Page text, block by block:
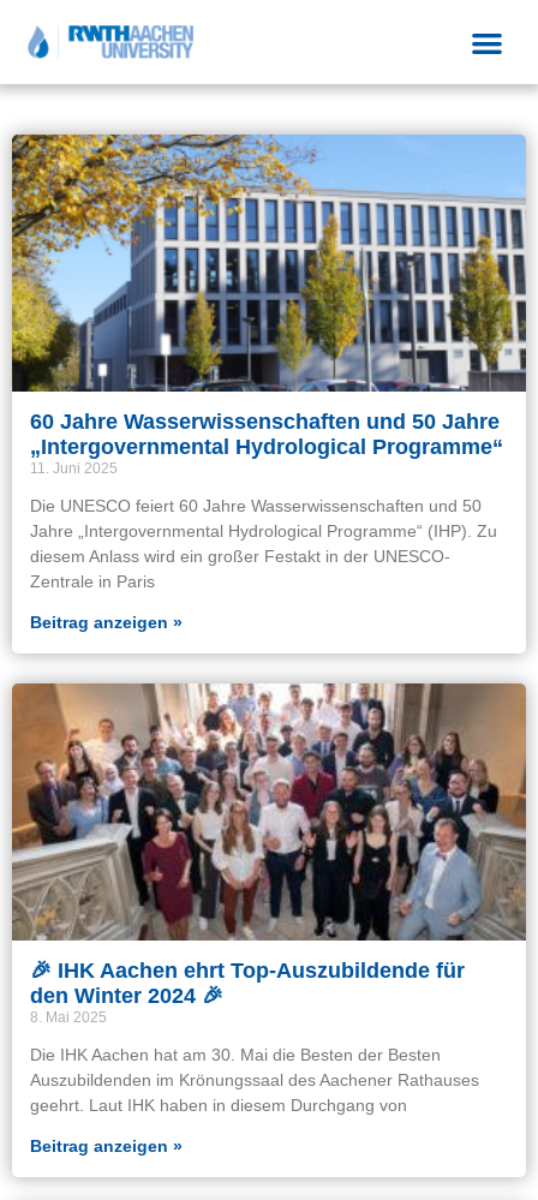
60 Jahre Wasserwissenschaften und 50 Jahre
„Intergovernmental Hydrological Programme“
11. Juni 2025
Die UNESCO feiert 60 Jahre Wasserwissenschaften und 50
Jahre „Intergovernmental Hydrological Programme“ (IHP). Zu
diesem Anlass wird ein großer Festakt in der UNESCO-
Zentrale in Paris
Beitrag anzeigen »
🎉 IHK Aachen ehrt Top-Auszubildende für
den Winter 2024 🎉
8. Mai 2025
Die IHK Aachen hat am 30. Mai die Besten der Besten
Auszubildenden im Krönungssaal des Aachener Rathauses
geehrt. Laut IHK haben in diesem Durchgang von
Beitrag anzeigen »